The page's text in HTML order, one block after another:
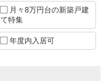
月々8万円台の新築戸建
て特集
年度内入居可